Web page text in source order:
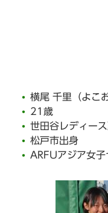
横尾 千里（よこ
21歳
世田谷レディー
松戸市出身
ARFUアジア女